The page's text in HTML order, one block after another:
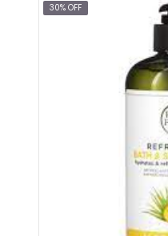
30% OFF